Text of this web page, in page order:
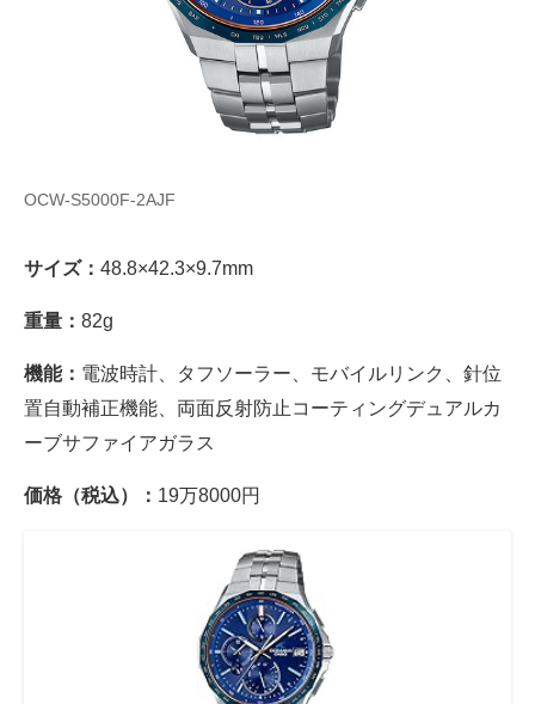
OCW-S5000F-2AJF
サイズ： 48.8×42.3×9.7mm
重量： 82g
機能： 電波時計、タフソーラー、モバイルリンク、針位
置自動補正機能、両面反射防止コーティングデュアルカ
ーブサファイアガラス
価格（税込）： 19万8000円